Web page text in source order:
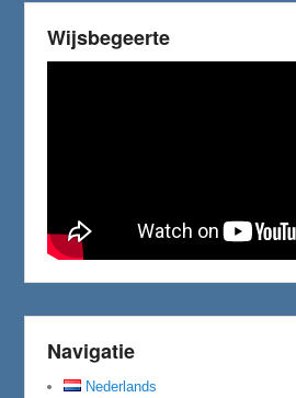
Wijsbegeerte
Navigatie
Nederlands